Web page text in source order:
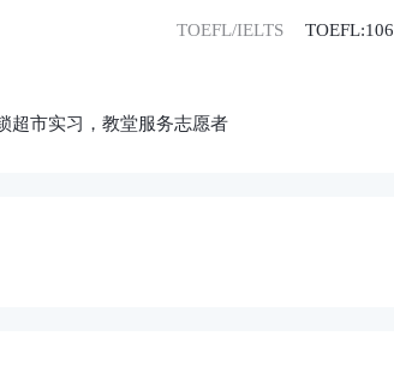
TOEFL/IELTS TOEFL:106
超市实习，教堂服务志愿者